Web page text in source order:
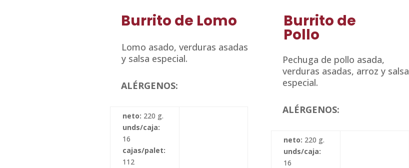
Burrito de Lomo
Lomo asado, verduras asadas
y salsa especial.
ALÉRGENOS:
neto: 220 g.
unds/caja:
16
cajas/palet:
112
Burrito de
Pollo
Pechuga de pollo asada,
verduras asadas, arroz y salsa
especial.
ALÉRGENOS:
neto: 220 g.
unds/caja:
16